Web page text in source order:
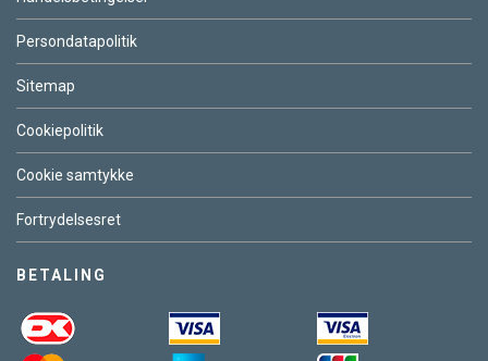
Persondatapolitik
Sitemap
Cookiepolitik
Cookie samtykke
Fortrydelsesret
BETALING